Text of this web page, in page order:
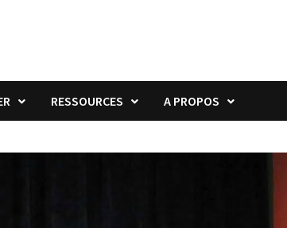
RESSOURCES A PROPOS